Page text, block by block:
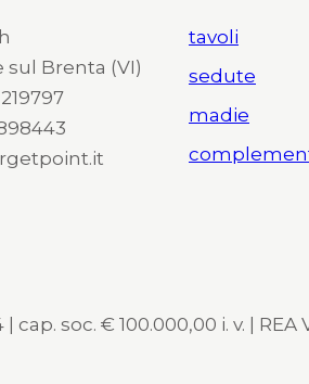
sul Brenta (VI)
tavoli
sedute
madie
soc. € 100.000,00 i. v. | REA